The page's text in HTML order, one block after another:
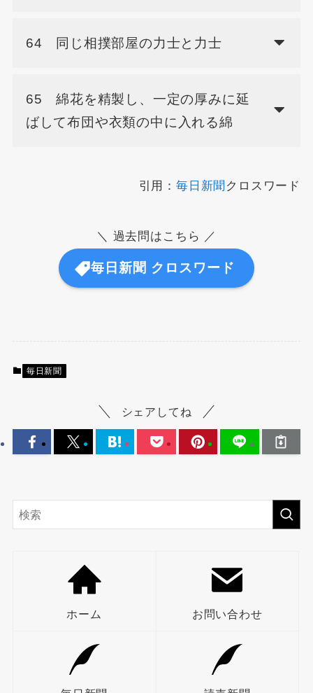
64 同じ相撲部屋の力士と力士
65 綿花を精製し、一定の厚みに延
ばして布団や衣類の中に入れる綿
引用：毎日新聞 クロスワード
＼ 過去問はこちら ／
毎日新聞 クロスワード
毎日新聞
シェアしてね
ホーム お問い合わせ